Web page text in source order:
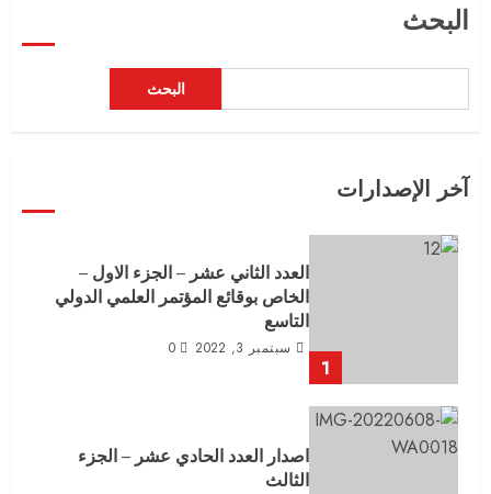
البحث
البحث
آخر الإصدارات
1
العدد الثاني عشر – الجزء الاول –
الخاص بوقائع المؤتمر العلمي الدولي
التاسع
سبتمبر 3, 2022 0
اصدار العدد الحادي عشر – الجزء
الثالث